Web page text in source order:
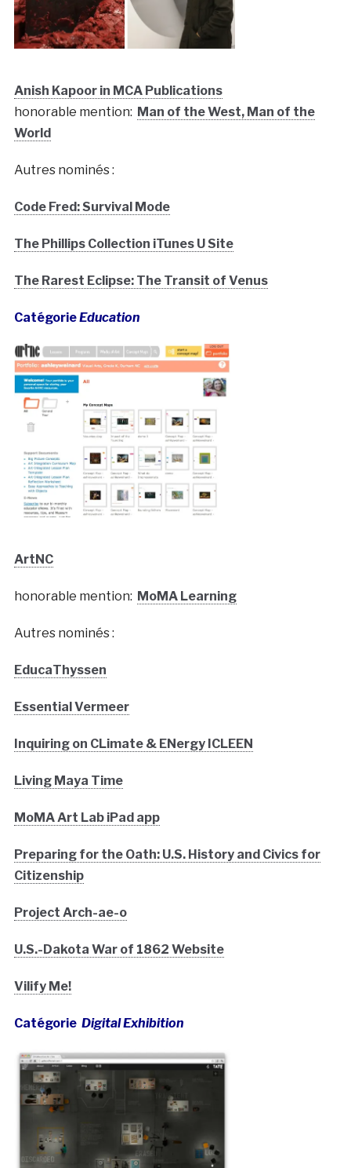
Anish Kapoor in MCA Publications
honorable mention: Man of the West, Man of the
World
Autres nominés :
Code Fred: Survival Mode
The Phillips Collection iTunes U Site
The Rarest Eclipse: The Transit of Venus
CatégorieEducation
ArtNC
honorable mention: MoMA Learning
Autres nominés :
EducaThyssen
Essential Vermeer
Inquiring on CLimate & ENergy ICLEEN
Living Maya Time
MoMA Art Lab iPad app
Preparing for the Oath: U.S. History and Civics for
Citizenship
Project Arch-ae-o
U.S.-Dakota War of 1862 Website
Vilify Me!
Catégorie Digital Exhibition